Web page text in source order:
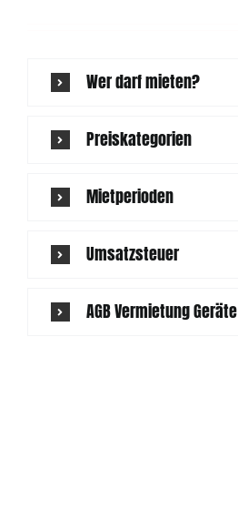
Wer darf mieten?
Preiskategorien
Mietperioden
Umsatzsteuer
AGB Vermietung Geräte